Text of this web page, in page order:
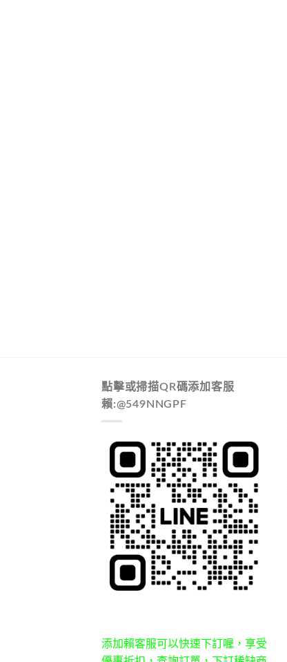
點擊或掃描QR碼添加客服
賴:@549NNGPF
添加賴客服可以快速下訂喔，享受